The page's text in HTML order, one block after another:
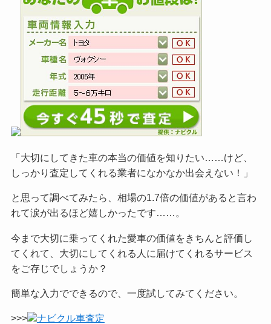
「大切にしてきた車の本当の価値を知りたい……けど、
しっかり査定してくれる業者になかなか出会えない！」
と思って調べてみたら、相場の1.7倍の価値があると言わ
れて涙が出るほど嬉しかったです……。
今まで大切に乗ってくれた愛車の価値をきちんと評価し
てくれて、大切にしてくれる人に届けてくれるサービス
をご存じでしょうか？
簡単な入力でできるので、一度試してみてください。
>>> ナビクル車査定